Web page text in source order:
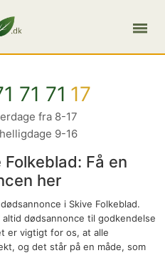
71 71 17
fra 8-17
9-16
Få en
her
i Skive Folkeblad.
dødsannonce til godkendelse
er vigtigt for os, at alle
og det står på en måde, som